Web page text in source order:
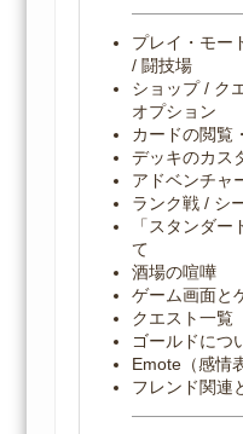
プレイ・モー
/ 闘技場
ショップ / ク
オプション
カードの閲覧
デッキのカス
アドベンチャ
ランク戦 / シ
「スタンダ
て
酒場の喧嘩
ゲーム画面と
クエスト一覧
ゴールドにつ
Emote（感情
フレンド関連